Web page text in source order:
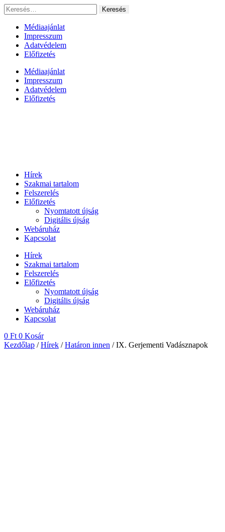
Ugrás
a
tartalomhoz
Keresés:
Médiaajánlat
Impresszum
Adatvédelem
Előfizetés
Médiaajánlat
Impresszum
Adatvédelem
Előfizetés
Hírek
Szakmai tartalom
Felszerelés
Előfizetés
Nyomtatott újság
Digitális újság
Webáruház
Kapcsolat
Hírek
Szakmai tartalom
Felszerelés
Előfizetés
Nyomtatott újság
Digitális újság
Webáruház
Kapcsolat
0 Ft 0 Kosár
Kezdőlap /Hírek /Határon innen / IX. Gerjementi Vadásznapok